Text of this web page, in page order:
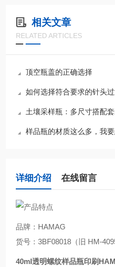
相关文章
RELATED ARTICLES
顶空瓶盖的正确选择
如何选择符合要求的针头过
土壤采样瓶：多尺寸搭配套装，
样品瓶的材质这么多，我
详细介绍 在线留言
品牌：HAMAG
货号：3BF08018（旧 HM-
40ml透明螺纹样品瓶印刷